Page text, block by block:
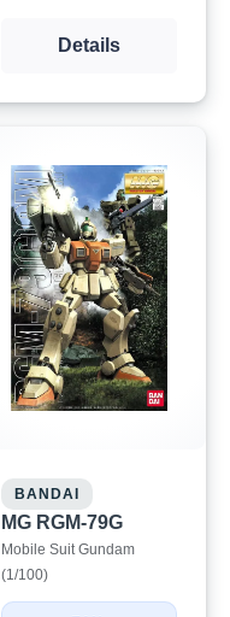
Details
BANDAI
MG RGM-79G
Mobile Suit Gundam
(1/100)